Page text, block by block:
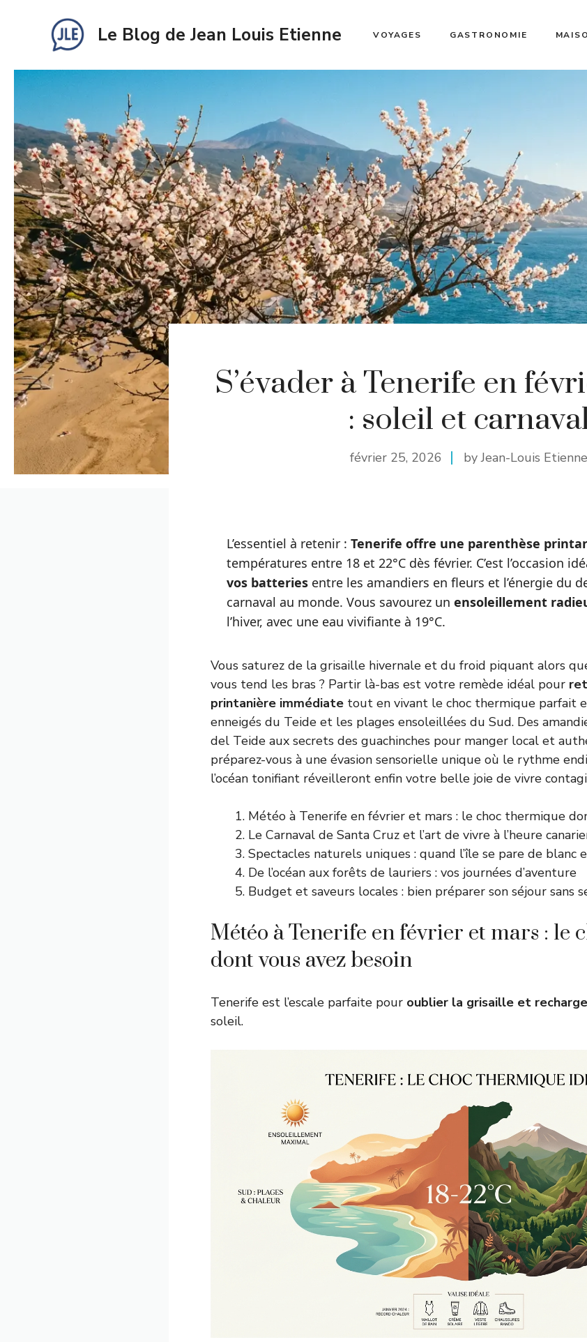
Le Blog de Jean Louis Etienne VOYAGES GASTRONOMIE
S’évader à Tenerife en
: soleil et
février 25, 2026 by Jean-Louis Etienne
L’essentiel à retenir : Tenerife offre une parenthèse
températures entre 18 et 22°C dès février. C’est l’occasion
vos batteriesentre les amandiers en fleurs et l’énergie du
carnaval au monde. Vous savourez un ensoleillement
l’hiver, avec une eau vivifiante à 19°C.
Vous saturez de la grisaille hivernale et du froid piquant alors
vous tend les bras ? Partir là-bas est votre remède idéal pour
printanière immédiate tout en vivant le choc thermique parfait
enneigés du Teide et les plages ensoleillées du Sud. Des
del Teide aux secrets des guachinches pour manger local et
préparez-vous à une évasion sensorielle unique où le rythme
l’océan tonifiant réveilleront enfin votre belle joie de vivre
Météo à Tenerife en février et mars : le choc thermique
Le Carnaval de Santa Cruz et l’art de vivre à l’heure
Spectacles naturels uniques : quand l’île se pare de blanc
De l’océan aux forêts de lauriers : vos journées d’aventure
Budget et saveurs locales : bien préparer son séjour sans
Météo à Tenerife en février et mars : le
dont vous avez besoin
Tenerife est l’escale parfaite pour oublier la grisaille et
soleil.